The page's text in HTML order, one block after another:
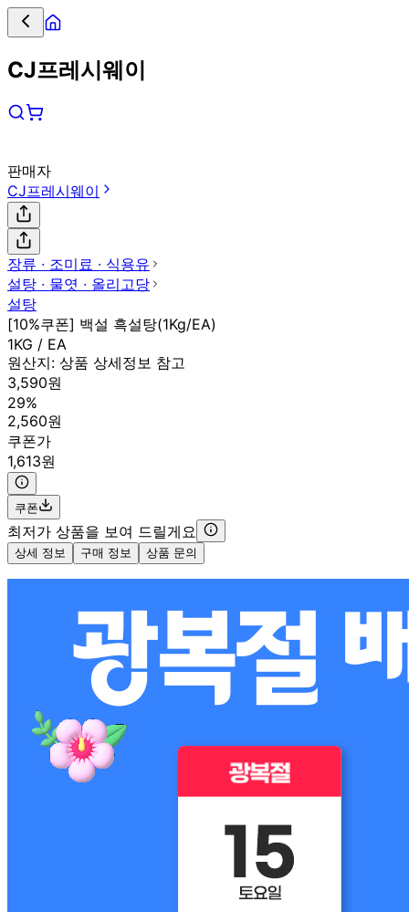
CJ프레시웨이
판매자
CJ프레시웨이
장류 ∙ 조미료 ∙ 식용유
설탕 ∙ 물엿 ∙ 올리고당
설탕
[10%쿠폰] 백설 흑설탕(1Kg/EA)
1KG / EA
원산지: 상품 상세정보 참고
3,590원
29%
2,560원
쿠폰가
1,613원
쿠폰
최저가 상품을 보여 드릴게요
상세 정보 구매 정보 상품 문의